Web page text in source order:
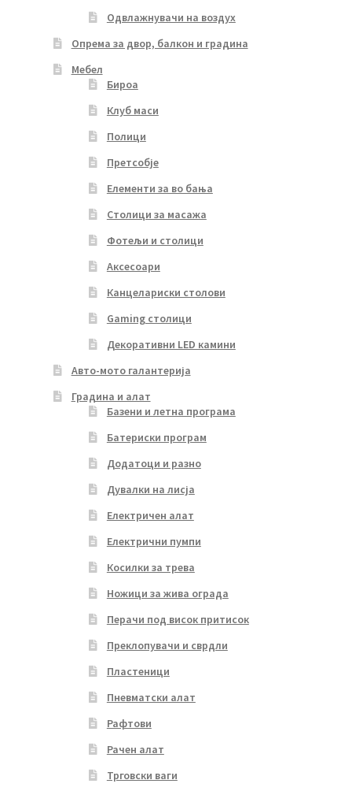
Одвлажнувачи на воздух
Опрема за двор, балкон и градина
Мебел
Бироа
Клуб маси
Полици
Претсобје
Елементи за во бања
Столици за масажа
Фотељи и столици
Аксесоари
Канцелариски столови
Gaming столици
Декоративни LED камини
Авто-мото галантерија
Градина и алат
Базени и летна програма
Батериски програм
Додатоци и разно
Дувалки на лисја
Електричен алат
Електрични пумпи
Косилки за трева
Ножици за жива ограда
Перачи под висок притисок
Преклопувачи и сврдли
Пластеници
Пневматски алат
Рафтови
Рачен алат
Трговски ваги